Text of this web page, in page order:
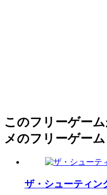
このフリーゲー
メのフリーゲーム
ザ・シューティン